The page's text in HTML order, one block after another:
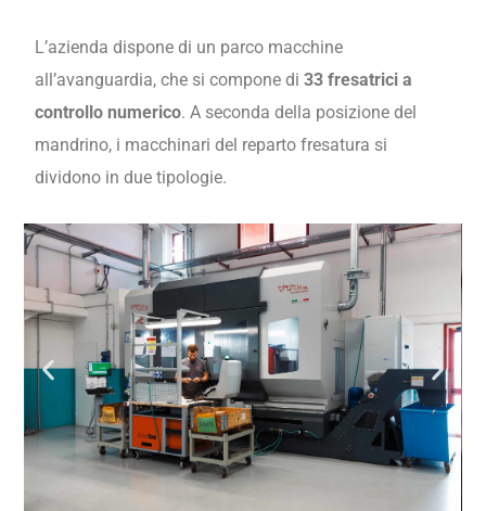
L’azienda dispone di un parco macchine
all’avanguardia, che si compone di33 fresatrici a
controllo numerico. A seconda della posizione del
mandrino, i macchinari del reparto fresatura si
dividono in due tipologie.